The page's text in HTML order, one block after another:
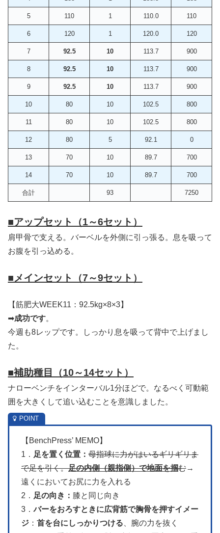
5 110 1 110.0 110
6 120 1 120.0 120
7 92.5 10 113.7 900
8 92.5 10 113.7 900
9 92.5 10 113.7 900
10 80 10 102.5 800
11 80 10 102.5 800
12 80 5 92.1 0
13 70 10 89.7 700
14 70 10 89.7 700
合計 93 7250
■アップセット（1～6セット）
肩甲骨で支える。バーベルを外側に引っ張る。息を吸って
お腹を引っ込める。
■メインセット（7～9セット）
【筋肥大WEEK11：92.5kg×8×3】
➡成功です。
今週も8レップです。しっかり息を吸って背中で上げまし
た。
■補助種目 （10～14セット）
ナローベンチをインターバル1分ほどで。なるべく可動範
囲を大きくして追い込むことを意識しました。
【BenchPress’ MEMO】
1． 足を置く位置： 母指球に力がはいるギリギリま
で足を引く。足の内側（親指側）で地面を掴む→
遠くにおいてお尻に力を入れる
2． 足の向き： 膝と同じ向き
3．バーをおろすときに広背筋で胸骨を押すイメー
ジ ： 首を台にしっかりつける 、腕の力を抜く